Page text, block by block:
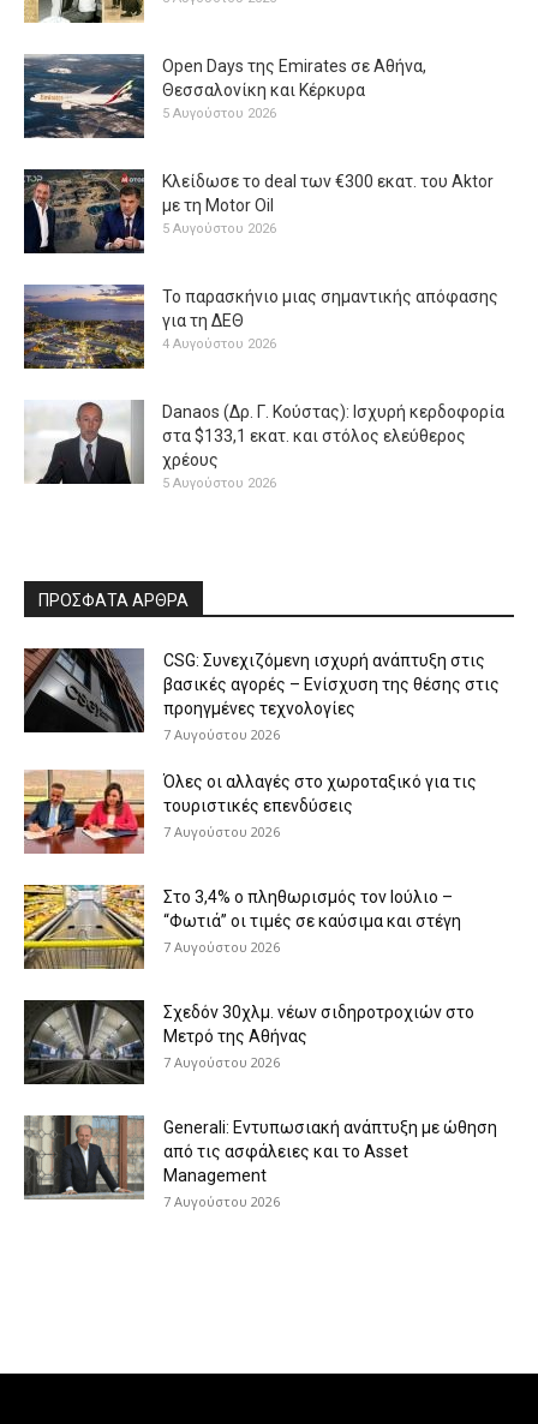
Open Days της Emirates σε Αθήνα,
Θεσσαλονίκη και Κέρκυρα
5 Αυγούστου 2026
Κλείδωσε το deal των €300 εκατ. του Aktor
με τη Μotor Oil
5 Αυγούστου 2026
Το παρασκήνιο μιας σημαντικής απόφασης
για τη ΔΕΘ
4 Αυγούστου 2026
Danaos (Δρ. Γ. Κούστας): Ισχυρή κερδοφορία
στα $133,1 εκατ. και στόλος ελεύθερος
χρέους
5 Αυγούστου 2026
ΠΡΟΣΦΑΤΑ ΑΡΘΡΑ
CSG: Συνεχιζόμενη ισχυρή ανάπτυξη στις
βασικές αγορές – Ενίσχυση της θέσης στις
προηγμένες τεχνολογίες
7 Αυγούστου 2026
Όλες οι αλλαγές στο χωροταξικό για τις
τουριστικές επενδύσεις
7 Αυγούστου 2026
Στο 3,4% ο πληθωρισμός τον Ιούλιο –
“Φωτιά” οι τιμές σε καύσιμα και στέγη
7 Αυγούστου 2026
Σχεδόν 30χλμ. νέων σιδηροτροχιών στο
Μετρό της Αθήνας
7 Αυγούστου 2026
Generali: Eντυπωσιακή ανάπτυξη με ώθηση
από τις ασφάλειες και το Asset
Management
7 Αυγούστου 2026